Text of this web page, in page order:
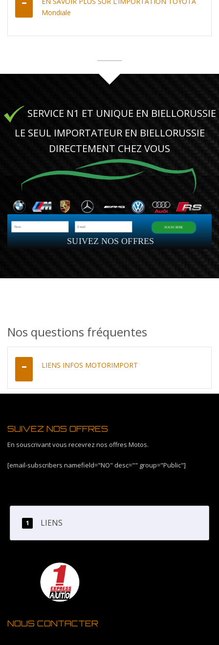
Mondiale
SERVICE N1 ET UNIQUE EN BIELLORUSSIE
LE SEUL IMPORTATEUR EN BIELLORUSSIE
DIRECTEMENT CHEZ VOUS
SUIVEZ NOS OFFRES
SOUSCRIRE
Nos questions fréquentes
LIENS INFOS MOTORIMPORT
SUIVEZ NOS OFFRES
En souscrivant vous recevrez nos offres Motos.
[email-subscribers namefield="NO" desc="" group="Public"]
LIENS
NOUS CONTACTER